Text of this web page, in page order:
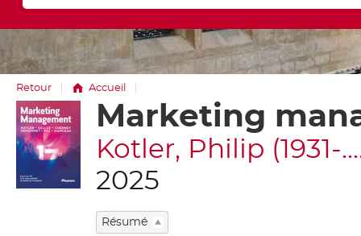
Retour Accueil
Détail
document
Marketing
Kotler, Philip (1931-
2025
Résumé